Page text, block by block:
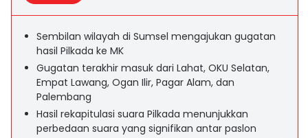
Sembilan wilayah di Sumsel mengajukan gugatan
hasil Pilkada ke MK
Gugatan terakhir masuk dari Lahat, OKU Selatan,
Empat Lawang, Ogan Ilir, Pagar Alam, dan
Palembang
Hasil rekapitulasi suara Pilkada menunjukkan
perbedaan suara yang signifikan antar paslon